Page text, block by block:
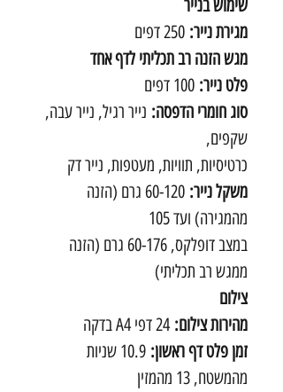
שימוש בנייר
מגירת נייר:
מגש הזנה רב תכליתי לדף אחד
פלט נייר:
סוג חומרי הדפסה: נייר רגיל, נייר עבה,
שקפים,
כרטיסיות, תוויות, מעטפות, נייר דק
משקל נייר:
60-120 גרם (הזנה
מהמגירה) ועד 105
במצב דופלקס, 60-176 גרם (הזנה
ממגש רב תכליתי)
צילום
מהירות צילום: 24 דפי A4 בדקה
זמן פלט דף ראשון:
10.9 שניות
מהמשטח, 13 מהמזין